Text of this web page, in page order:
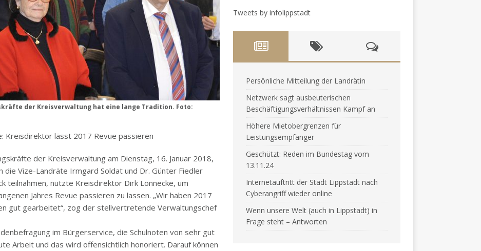
der Kreisverwaltung hat eine lange Tradition. Foto:
Kreisdirektor lässt 2017 Revue passieren
der Kreisverwaltung am Dienstag, 16. Januar 2018,
die Vize-Landräte Irmgard Soldat und Dr. Günter Fiedler
teilnahmen, nutzte Kreisdirektor Dirk Lönnecke, um
Jahres Revue passieren zu lassen. „Wir haben 2017
gut gearbeitet“, zog der stellvertretende Verwaltungschef
im Bürgerservice, die Schulnoten von sehr gut
Arbeit und das wird offensichtlich honoriert. Darauf können
Tweets by infolippstadt
Persönliche Mitteilung der Landrätin
Netzwerk sagt ausbeuterischen
Beschäftigungsverhältnissen Kampf an
Höhere Mietobergrenzen für
Leistungsempfänger
Geschützt: Reden im Bundestag vom
13.11.24
Internetauftritt der Stadt Lippstadt nach
Cyberangriff wieder online
Wenn unsere Welt (auch in Lippstadt) in
Frage steht – Antworten